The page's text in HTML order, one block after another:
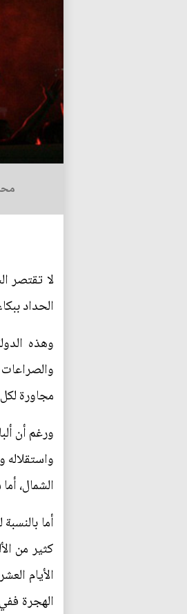
لا تقتصر
الحداد
وهذه
مجاورة
ورغم أن
واستقلاله
الشمال،
أما
كثير من
الأيام
الهجرة